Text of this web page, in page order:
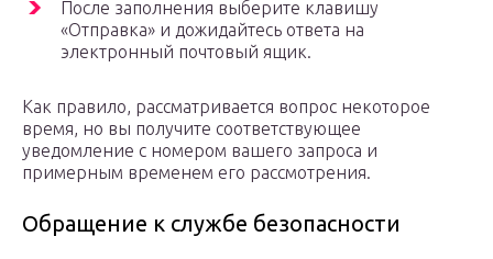
После заполнения выберите клавишу
«Отправка» и дожидайтесь ответа на
электронный почтовый ящик.
Как правило, рассматривается вопрос некоторое
время, но вы получите соответствующее
уведомление с номером вашего запроса и
примерным временем его рассмотрения.
Обращение к службе безопасности